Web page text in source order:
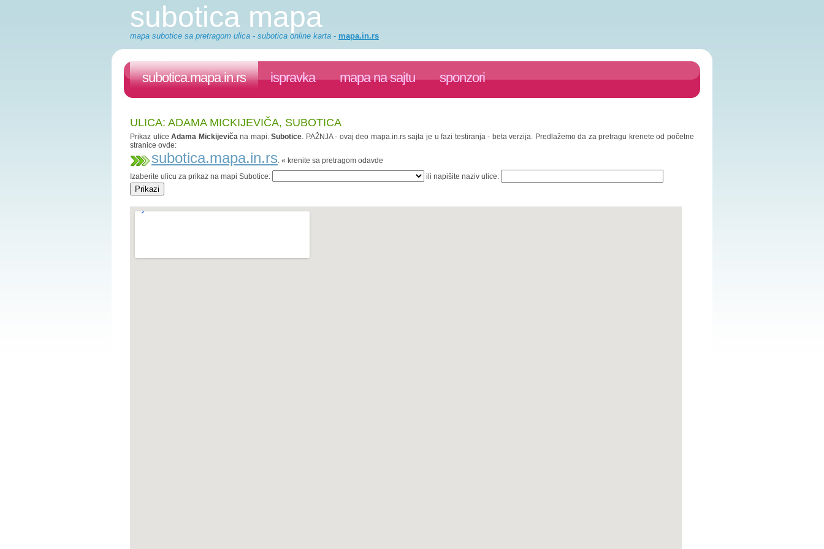
subotica mapa
mapa subotice sa pretragom ulica - subotica online karta - mapa.in.rs
subotica.mapa.in.rs ispravka mapa na sajtu sponzori
ULICA: ADAMA MICKIJEVIČA, SUBOTICA
Prikaz uliceAdama Mickijevičana mapi.Subotice. PAŽNJA - ovaj deo mapa.in.rs sajta je u fazi testiranja - beta verzija. Predlažemo da za pretragu krenete od početne
stranice ovde:
subotica.mapa.in.rs. « krenite sa pretragom odavde
Izaberite ulicu za prikaz na mapi Subotice:
ili napišite naziv ulice: